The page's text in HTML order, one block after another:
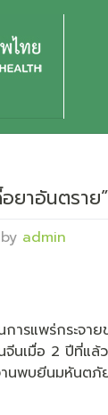
ยาอันตราย”
by admin
ารแพร่กระจ
นเมื่อ 2 ปีที่แล้
นพบยีนมหันตภั